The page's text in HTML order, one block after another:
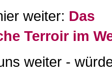
weiter: Das
Terroir im
weiter -